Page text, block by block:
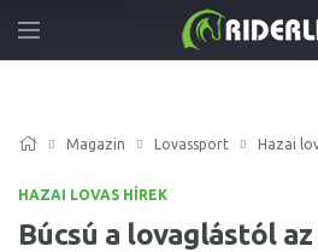
Magazin Lovassport Hazai
HAZAI LOVAS HÍREK
Búcsú a lovaglástól